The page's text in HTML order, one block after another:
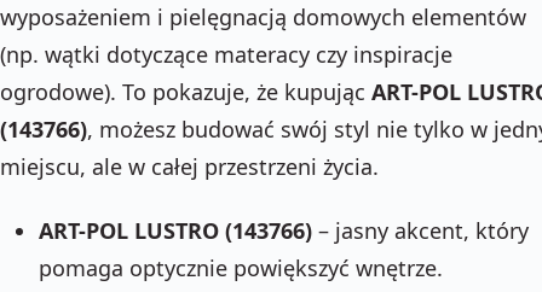
wyposażeniem i pielęgnacją domowych elementów
(np. wątki dotyczące materacy czy inspiracje
ogrodowe). To pokazuje, że kupując ART-POL
(143766), możesz budować swój styl nie tylko w
miejscu, ale w całej przestrzeni życia.
ART-POL LUSTRO (143766)– jasny akcent, który
pomaga optycznie powiększyć wnętrze.